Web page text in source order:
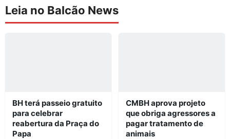
Leia no Balcão News
BH terá passeio gratuito
para celebrar
reabertura da Praça do
Papa
CMBH aprova projeto
que obriga agressores a
pagar tratamento de
animais